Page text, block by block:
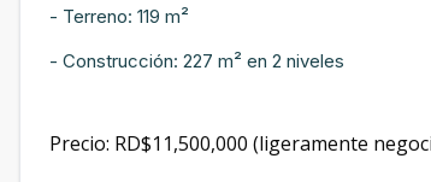
- Terreno: 119 m²
- Construcción: 227 m² en 2 niveles
Precio: RD$11,500,000 (ligeramente